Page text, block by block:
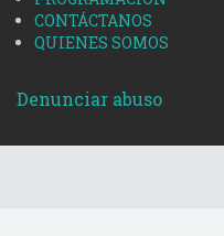
CONTÁCTANOS
QUIENES SOMOS
Denunciar abuso